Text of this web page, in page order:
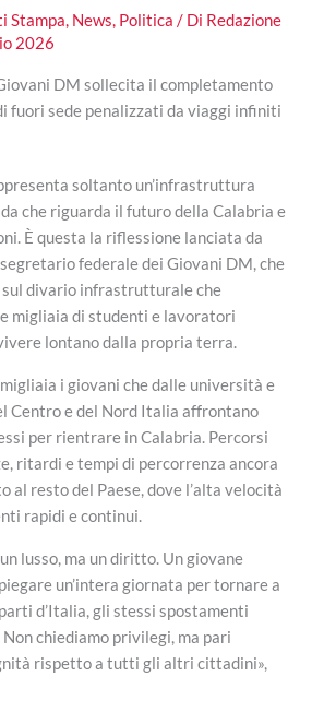
Stampa, News, Politica / Di Redazione
2026
DM sollecita il completamento
fuori sede penalizzati da viaggi infiniti
soltanto un’infrastruttura
che riguarda il futuro della Calabria e
È questa la riflessione lanciata da
federale dei Giovani DM, che
sul divario infrastrutturale che
migliaia di studenti e lavoratori
lontano dalla propria terra.
i giovani che dalle università e
Centro e del Nord Italia affrontano
per rientrare in Calabria. Percorsi
ritardi e tempi di percorrenza ancora
al resto del Paese, dove l’alta velocità
rapidi e continui.
lusso, ma un diritto. Un giovane
un’intera giornata per tornare a
d’Italia, gli stessi spostamenti
chiediamo privilegi, ma pari
rispetto a tutti gli altri cittadini»,